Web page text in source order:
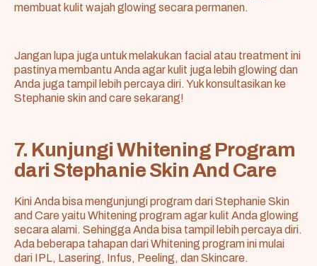
membuat kulit wajah glowing secara permanen.
Jangan lupa juga untuk melakukan facial atau treatment ini
pastinya membantu Anda agar kulit juga lebih glowing dan
Anda juga tampil lebih percaya diri. Yuk konsultasikan ke
Stephanie skin and care sekarang!
7. Kunjungi Whitening Program
dari Stephanie Skin And Care
Kini Anda bisa mengunjungi program dari Stephanie Skin
and Care yaituWhitening programagar kulit Anda glowing
secara alami. Sehingga Anda bisa tampil lebih percaya diri.
Ada beberapa tahapan dari Whitening program ini mulai
dari IPL, Lasering, Infus, Peeling, dan Skincare.